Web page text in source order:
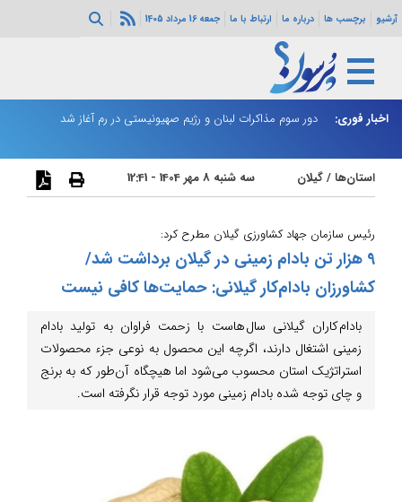
آرشیو برچسب ها درباره ما ارتباط با ما جمعه 16 مرداد 1405
اخبار فوری:
مهمات دور سوم مذاکرات لبنان و رژیم صهیونیستی در رم آغاز شد
استان‌ها /گیلان سه شنبه 8 مهر 1404 - 12:41
رئیس سازمان جهاد کشاورزی گیلان مطرح کرد:
9 هزار تن بادام زمینی در گیلان برداشت شد/
کشاورزان بادام‌کار گیلانی: حمایت‌ها کافی نیست
بادام کاران گیلانی سال هاست با زحمت فراوان به تولید بادام
زمینی اشتغال دارند، اگرچه این محصول به نوعی جزء محصولات
استراتژیک استان محسوب می‌شود اما هیچگاه آن‌طور که به برنج
و چای توجه شده بادام زمینی مورد توجه قرار نگرفته است.